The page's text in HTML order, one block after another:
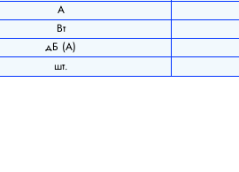
А
Вт
дБ (А)
шт.